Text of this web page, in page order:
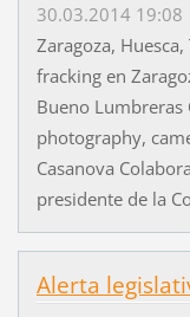
30.03.2014 19:08
Zaragoza,
fracking en
Bueno Lumbreras
photography,
Casanova
presidente de la
Alerta